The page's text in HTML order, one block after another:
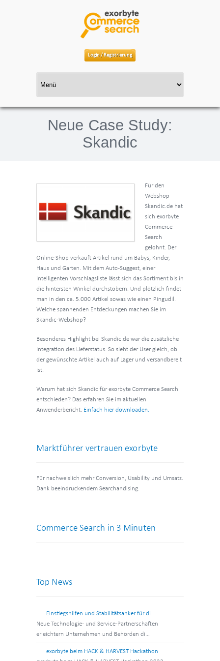
Login / Registrierung
Neue Case Study:
Skandic
Für den
Webshop
Skandic.de hat
sich exorbyte
Commerce
Search
gelohnt. Der
Online-Shop verkauft Artikel rund um Babys, Kinder,
Haus und Garten. Mit dem Auto-Suggest, einer
intelligenten Vorschlagsliste lässt sich das Sortiment bis in
die hintersten Winkel durchstöbern. Und plötzlich findet
man in den ca. 5.000 Artikel sowas wie einen Pingudil.
Welche spannenden Entdeckungen machen Sie im
Skandic-Webshop?
Besonderes Highlight bei Skandic.de war die zusätzliche
Integration des Lieferstatus. So sieht der User gleich, ob
der gewünschte Artikel auch auf Lager und versandbereit
ist.
Warum hat sich Skandic für exorbyte Commerce Search
entschieden? Das erfahren Sie im aktuellen
Anwenderbericht. Einfach hier downloaden.
Marktführer vertrauen exorbyte
Für nachweislich mehr Conversion, Usability und Umsatz.
Dank beeindruckendem Searchandising.
Commerce Search in 3 Minuten
Top News
Einstiegshilfen und Stabilitätsanker für di
Neue Technologie- und Service-Partnerschaften
erleichtern Unternehmen und Behörden di…
exorbyte beim HACK & HARVEST Hackathon